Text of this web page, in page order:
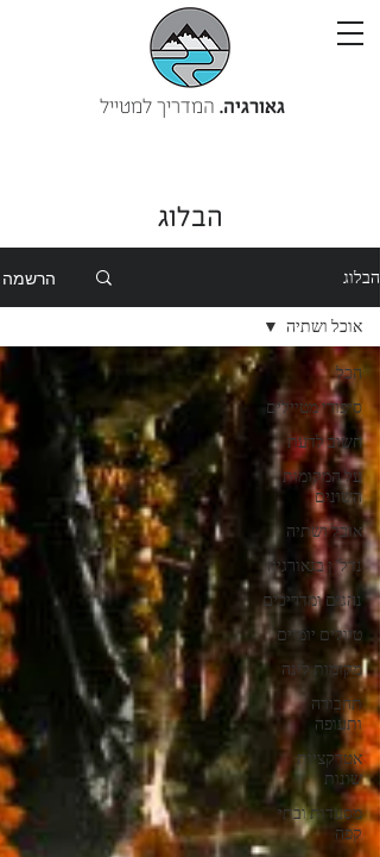
גאורגיה. המדריך למטייל
הבלוג
הבלוג הרשמה
הכל
סיפורי מטיילים
חשוב לדעת
על המקומות
השונים
אוכל ושתיה
נדל"ן בגאורגיה
נהגים ומדריכים
טיולים יומיים
מקומות לינה
תחבורה
ותעופה
אטרקציות
שונות
מסעדות ובתי
קפה
אוכל ושתיה